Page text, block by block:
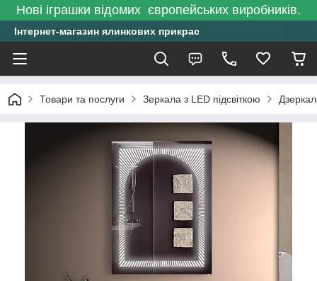
Нові іграшки відомих європейських виробників.
Інтернет-магазин ялинкових прикрас
Товари та послуги Зеркала з LED підсвіткою